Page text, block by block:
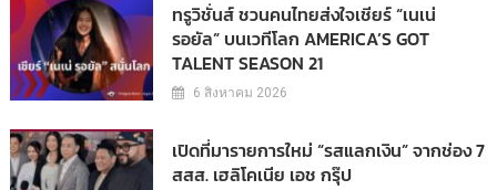
ทรูวิชั่นส์ ชวนคนไทยส่งใจเชียร์ “เนเน่
รอยัล” บนเวทีโลก AMERICA’S GOT
TALENT SEASON 21
6 สิงหาคม 2026
เปิดที่มารายการใหม่ “รสแลกเงิน” จากช่อง 7
สสส. เฮลิโคเนีย เอช กรุ๊ป